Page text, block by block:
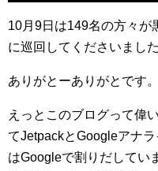
10月9日は149名の方々が
に巡回してくださいました
ありがとーありがとです。
えっとこのブログって偉
てJetpackとGoogleアナ
はGoogleで割りだしてい